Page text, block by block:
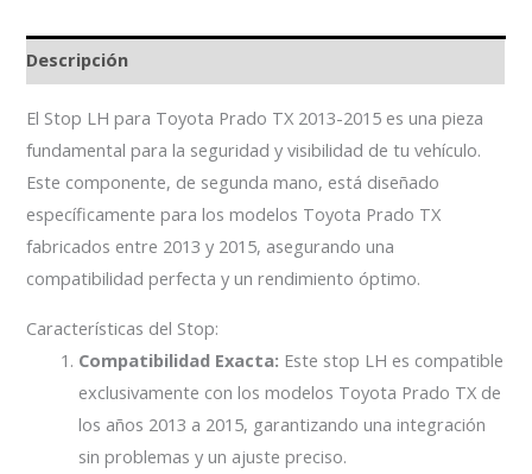
Descripción
El Stop LH para Toyota Prado TX 2013-2015 es una pieza
fundamental para la seguridad y visibilidad de tu vehículo.
Este componente, de segunda mano, está diseñado
específicamente para los modelos Toyota Prado TX
fabricados entre 2013 y 2015, asegurando una
compatibilidad perfecta y un rendimiento óptimo.
Características del Stop:
Compatibilidad Exacta: Este stop LH es compatible
exclusivamente con los modelos Toyota Prado TX de
los años 2013 a 2015, garantizando una integración
sin problemas y un ajuste preciso.